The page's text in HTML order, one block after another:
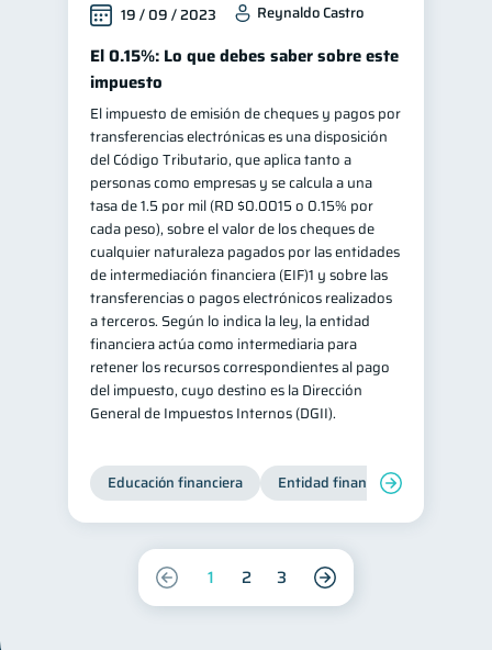
19 / 09 / 2023 Reynaldo Castro
El 0.15%: Lo que debes saber sobre este
impuesto
El impuesto de emisión de cheques y pagos por
transferencias electrónicas es una disposición
del Código Tributario, que aplica tanto a
personas como empresas y se calcula a una
tasa de 1.5 por mil (RD $0.0015 o 0.15% por
cada peso), sobre el valor de los cheques de
cualquier naturaleza pagados por las entidades
de intermediación financiera (EIF)1 y sobre las
transferencias o pagos electrónicos realizados
a terceros. Según lo indica la ley, la entidad
financiera actúa como intermediaria para
retener los recursos correspondientes al pago
del impuesto, cuyo destino es la Dirección
General de Impuestos Internos (DGII).
Educación financiera Entidad financiera
1 2 3